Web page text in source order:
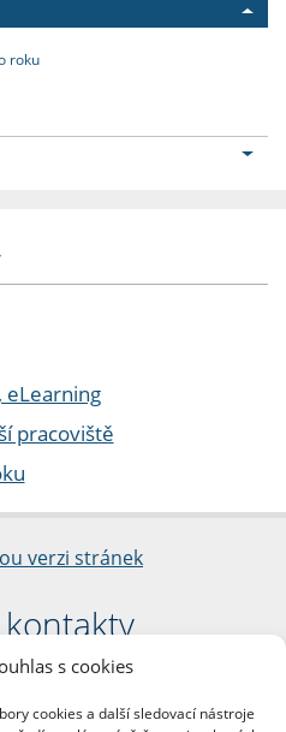
s cookies
cookies a další sledovací nástroje
roku
eLearning
pracoviště
verzi stránek
fakulta
Palacha 1/2